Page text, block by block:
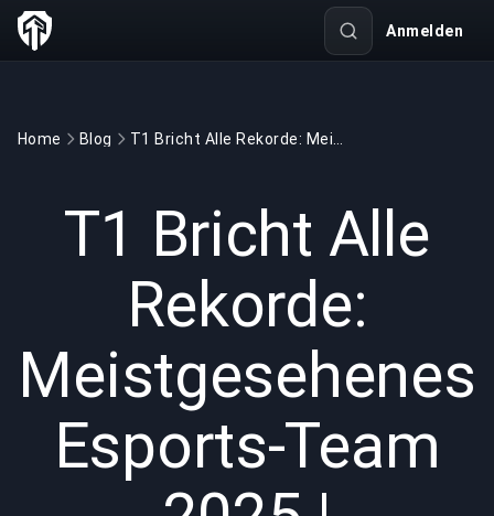
Anmelden
Home Blog
T1 Bricht Alle
Rekorde:
Meistgesehenes
Esports-Team